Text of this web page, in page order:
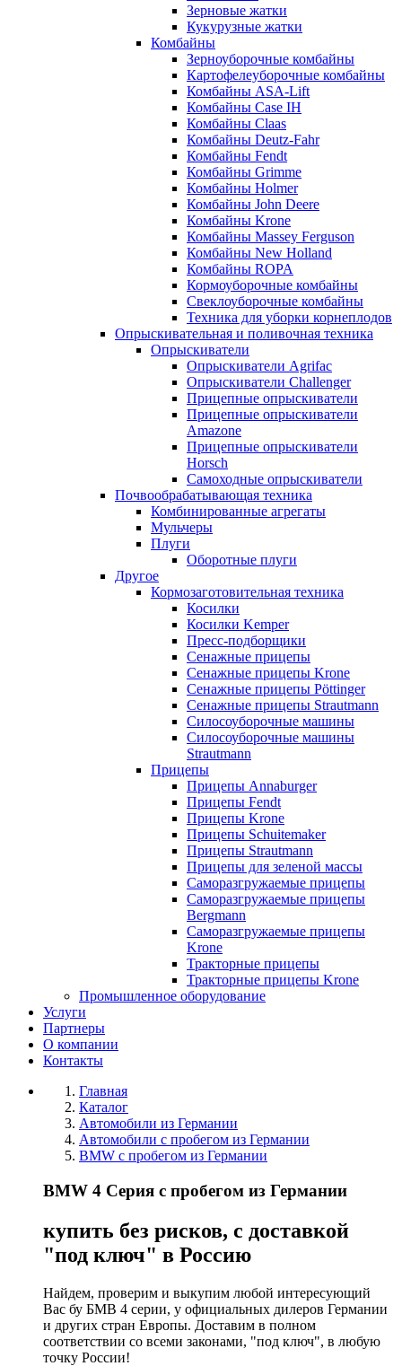
Зерновые жатки
Кукурузные жатки
Комбайны
Зерноуборочные комбайны
Картофелеуборочные комбайны
Комбайны ASA-Lift
Комбайны Case IH
Комбайны Claas
Комбайны Deutz-Fahr
Комбайны Fendt
Комбайны Grimme
Комбайны Holmer
Комбайны John Deere
Комбайны Krone
Комбайны Massey Ferguson
Комбайны New Holland
Комбайны ROPA
Кормоуборочные комбайны
Свеклоуборочные комбайны
Техника для уборки корнеплодов
Опрыскивательная и поливочная техника
Опрыскиватели
Опрыскиватели Agrifac
Опрыскиватели Challenger
Прицепные опрыскиватели
Прицепные опрыскиватели
Amazone
Прицепные опрыскиватели
Horsch
Самоходные опрыскиватели
Почвообрабатывающая техника
Комбинированные агрегаты
Мульчеры
Плуги
Оборотные плуги
Другое
Кормозаготовительная техника
Косилки
Косилки Kemper
Пресс-подборщики
Сенажные прицепы
Сенажные прицепы Krone
Сенажные прицепы Pöttinger
Сенажные прицепы Strautmann
Силосоуборочные машины
Силосоуборочные машины
Strautmann
Прицепы
Прицепы Annaburger
Прицепы Fendt
Прицепы Krone
Прицепы Schuitemaker
Прицепы Strautmann
Прицепы для зеленой массы
Саморазгружаемые прицепы
Саморазгружаемые прицепы
Bergmann
Саморазгружаемые прицепы
Krone
Тракторные прицепы
Тракторные прицепы Krone
Промышленное оборудование
Услуги
Партнеры
О компании
Контакты
Главная
Каталог
Автомобили из Германии
Автомобили с пробегом из Германии
BMW с пробегом из Германии
BMW 4 Серия с пробегом из Германии
купить без рисков, с доставкой
"под ключ" в Россию
Найдем, проверим и выкупим любой интересующий
Вас бу БМВ 4 серии, у официальных дилеров Германии
и других стран Европы. Доставим в полном
соответствии со всеми законами, "под ключ", в любую
точку России!